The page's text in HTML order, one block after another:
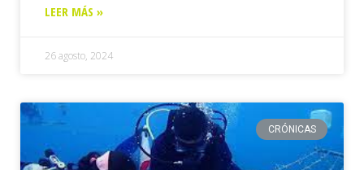
LEER MÁS »
26 agosto, 2024
CRÓNICAS